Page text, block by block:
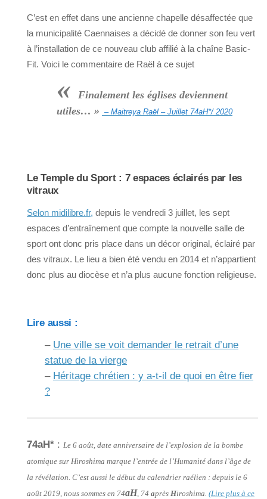
C’est en effet dans une ancienne chapelle désaffectée que
la municipalité Caennaises a décidé de donner son feu vert
à l’installation de ce nouveau club affilié à la chaîne Basic-
Fit. Voici le commentaire de Raël à ce sujet
«
Finalement les églises deviennent
utiles… » – Maitreya Raël – Juillet 74aH*/ 2020
Le Temple du Sport : 7 espaces éclairés par les
vitraux
Selon midilibre.fr, depuis le vendredi 3 juillet, les sept
espaces d’entraînement que compte la nouvelle salle de
sport ont donc pris place dans un décor original, éclairé par
des vitraux. Le lieu a bien été vendu en 2014 et n’appartient
donc plus au diocèse et n’a plus aucune fonction religieuse.
Lire aussi :
– Une ville se voit demander le retrait d’une
statue de la vierge
– Héritage chrétien : y a-t-il de quoi en être fier
?
74aH* : Le 6 août, date anniversaire de l’explosion de la bombe
atomique sur Hiroshima marque l’entrée de l’Humanité dans l’âge de
la révélation. C’est aussi le début du calendrier raélien : depuis le 6
août 2019, nous sommes en 74aH, 74 après Hiroshima. (Lire plus à ce